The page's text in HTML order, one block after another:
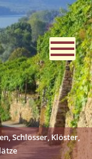
Schlösser, Klöster,